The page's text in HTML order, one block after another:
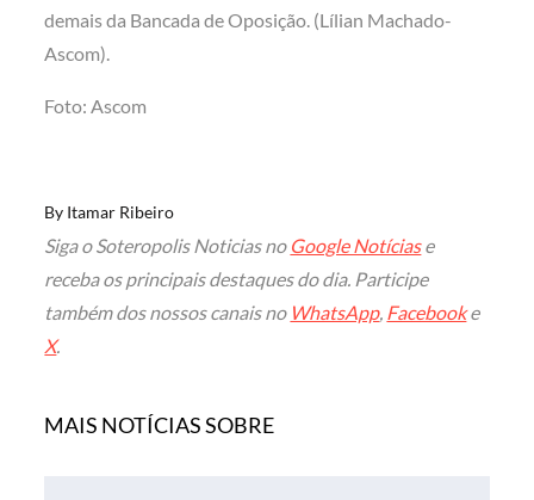
demais da Bancada de Oposição. (Lílian Machado-
Ascom).
Foto: Ascom
By Itamar Ribeiro
Siga o Soteropolis Noticias no Google Notíciase
receba os principais destaques do dia. Participe
também dos nossos canais no WhatsApp, Facebooke
X.
MAIS NOTÍCIAS SOBRE